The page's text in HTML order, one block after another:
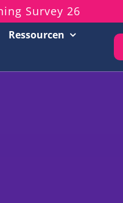
Survey 26
Ressourcen
Customer